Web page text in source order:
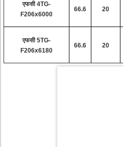
एफसी 4TG-
F206x6000
66.6 20
एफसी 5TG-
F206x6180
66.6 20